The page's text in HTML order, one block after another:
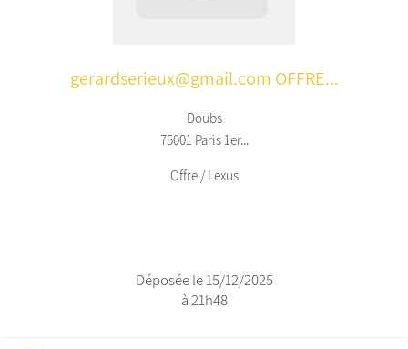
gerardserieux@gmail.com OFFRE...
Doubs
75001 Paris 1er...
Offre / Lexus
Déposée le 15/12/2025
à 21h48